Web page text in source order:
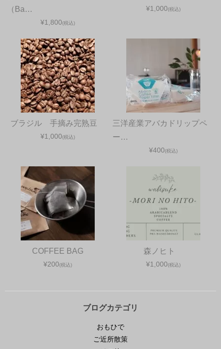
（Ba…
¥1,800(税込)
¥1,000(税込)
ブラジル 手摘み完熟豆
¥1,000(税込)
三洋産業アバカドリップペ
ー…
¥400(税込)
COFFEE BAG
¥200(税込)
森ノヒト
¥1,000(税込)
ブログカテゴリ
おもひで
ご近所散策